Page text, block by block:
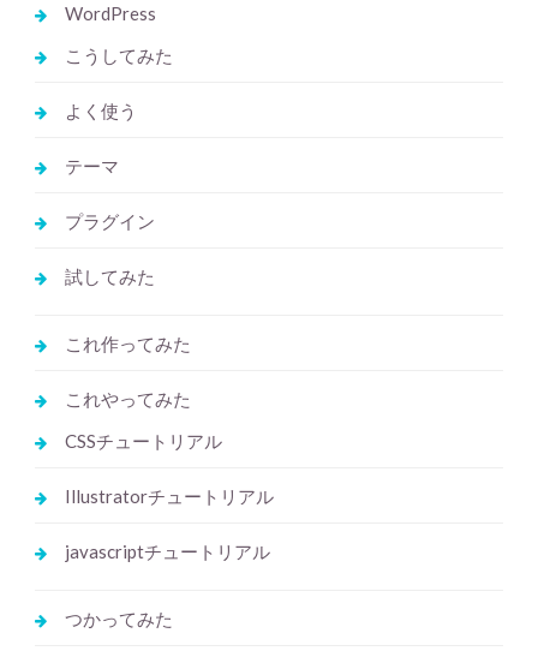
WordPress
こうしてみた
よく使う
テーマ
プラグイン
試してみた
これ作ってみた
これやってみた
CSSチュートリアル
Illustratorチュートリアル
javascriptチュートリアル
つかってみた